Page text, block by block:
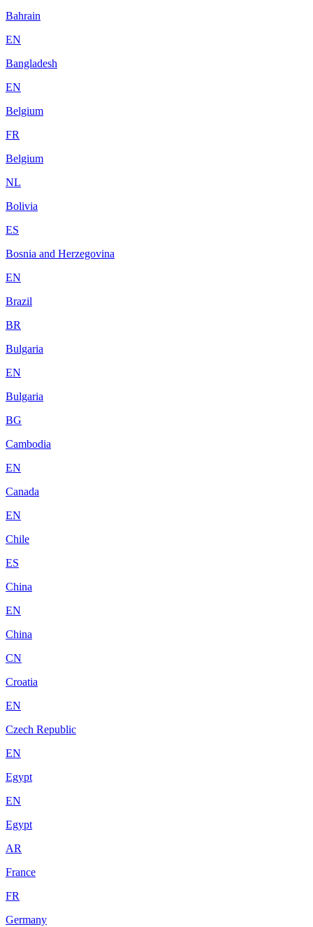
Bahrain
EN
Bangladesh
EN
Belgium
FR
Belgium
NL
Bolivia
ES
Bosnia and Herzegovina
EN
Brazil
BR
Bulgaria
EN
Bulgaria
BG
Cambodia
EN
Canada
EN
Chile
ES
China
EN
China
CN
Croatia
EN
Czech Republic
EN
Egypt
EN
Egypt
AR
France
FR
Germany